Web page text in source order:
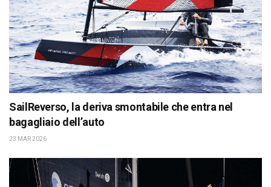
SailReverso, la deriva smontabile che entra nel
bagagliaio dell’auto
23 MAR 2026